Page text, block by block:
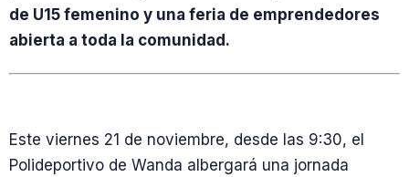
de U15 femenino y una feria de emprendedores
abierta a toda la comunidad.
Este viernes 21 de noviembre, desde las 9:30, el
Polideportivo de Wanda albergará una jornada